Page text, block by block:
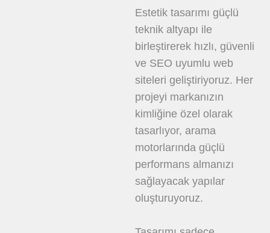
Estetik tasarımı güçlü
teknik altyapı ile
birleştirerek hızlı, güvenli
ve SEO uyumlu web
siteleri geliştiriyoruz. Her
projeyi markanızın
kimliğine özel olarak
tasarlıyor, arama
motorlarında güçlü
performans almanızı
sağlayacak yapılar
oluşturuyoruz.